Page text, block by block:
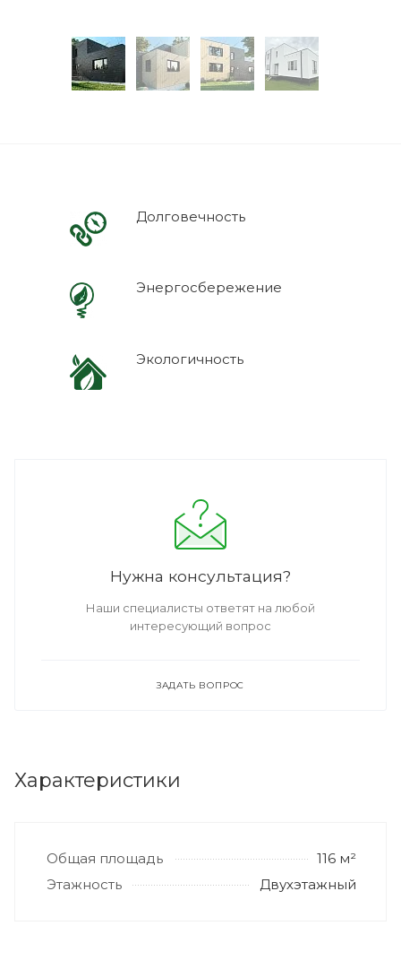
Долговечность
Энергосбережение
Экологичность
Нужна консультация?
Наши специалисты ответят на любой
интересующий вопрос
ЗАДАТЬ ВОПРОС
Характеристики
Общая площадь
116 м²
Этажность
Двухэтажный